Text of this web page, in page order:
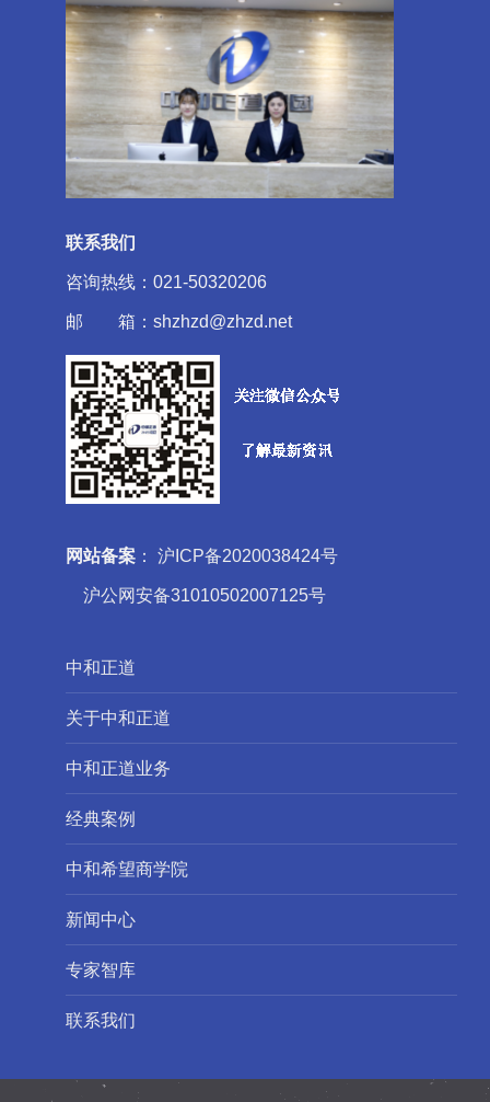
联系我们
咨询热线：021-50320206
邮 箱：shzhzd@zhzd.net
网站备案 ： 沪ICP备2020038424号
沪公网安备31010502007125号
中和正道
关于中和正道
中和正道业务
经典案例
中和希望商学院
新闻中心
专家智库
联系我们